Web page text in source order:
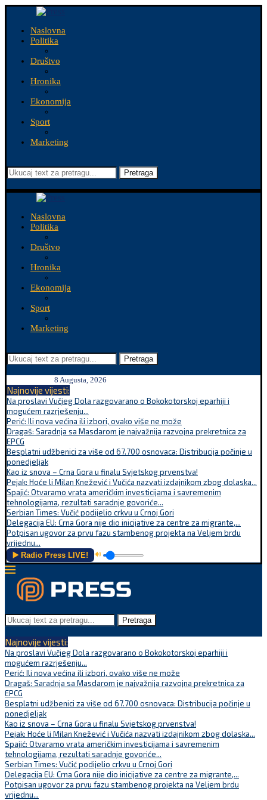
Naslovna
Politika
Društvo
Hronika
Ekonomija
Sport
Marketing
Pretraga
Naslovna
Politika
Društvo
Hronika
Ekonomija
Sport
Marketing
Pretraga
8 Augusta, 2026
Najnovije vijesti:
Na proslavi Vučjeg Dola razgovarano o Bokokotorskoj eparhiji i
mogućem razrješenju...
Perić: Ili nova većina ili izbori, ovako više ne može
Dragaš: Saradnja sa Masdarom je najvažnija razvojna prekretnica za
EPCG
Besplatni udžbenici za više od 67.700 osnovaca: Distribucija počinje u
ponedjeljak
Kao iz snova – Crna Gora u finalu Svjetskog prvenstva!
Pejak: Hoće li Milan Knežević i Vučića nazvati izdajnikom zbog dolaska...
Spajić: Otvaramo vrata američkim investicijama i savremenim
tehnologijama, rezultati saradnje govoriće...
Serbian Times: Vučić podijelio crkvu u Crnoj Gori
Delegacija EU: Crna Gora nije dio inicijative za centre za migrante,...
Potpisan ugovor za prvu fazu stambenog projekta na Veljem brdu
vrijednu...
▶️ Radio Press LIVE! 🔊
Pretraga
Najnovije vijesti:
Na proslavi Vučjeg Dola razgovarano o Bokokotorskoj eparhiji i
mogućem razrješenju...
Perić: Ili nova većina ili izbori, ovako više ne može
Dragaš: Saradnja sa Masdarom je najvažnija razvojna prekretnica za
EPCG
Besplatni udžbenici za više od 67.700 osnovaca: Distribucija počinje u
ponedjeljak
Kao iz snova – Crna Gora u finalu Svjetskog prvenstva!
Pejak: Hoće li Milan Knežević i Vučića nazvati izdajnikom zbog dolaska...
Spajić: Otvaramo vrata američkim investicijama i savremenim
tehnologijama, rezultati saradnje govoriće...
Serbian Times: Vučić podijelio crkvu u Crnoj Gori
Delegacija EU: Crna Gora nije dio inicijative za centre za migrante,...
Potpisan ugovor za prvu fazu stambenog projekta na Veljem brdu
vrijednu...